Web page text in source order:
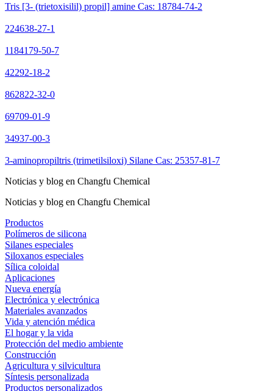
Tris [3- (trietoxisilil) propil] amine Cas: 18784-74-2
224638-27-1
1184179-50-7
42292-18-2
862822-32-0
69709-01-9
34937-00-3
3-aminopropiltris (trimetilsiloxi) Silane Cas: 25357-81-7
Noticias y blog en Changfu Chemical
Noticias y blog en Changfu Chemical
Productos
Polímeros de silicona
Silanes especiales
Siloxanos especiales
Sílica coloidal
Aplicaciones
Nueva energía
Electrónica y electrónica
Materiales avanzados
Vida y atención médica
El hogar y la vida
Protección del medio ambiente
Construcción
Agricultura y silvicultura
Síntesis personalizada
Productos personalizados